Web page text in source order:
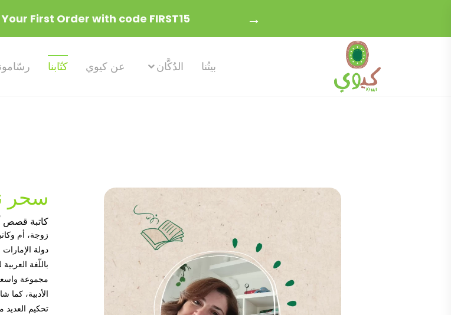
→
بيتُنا الدُكَّان عن كيوي كتّابنا
سحر
كاتبة قصص
زوجة، أم
دولة
باللّغة
مجموعة
الأدبية،
تحكيم